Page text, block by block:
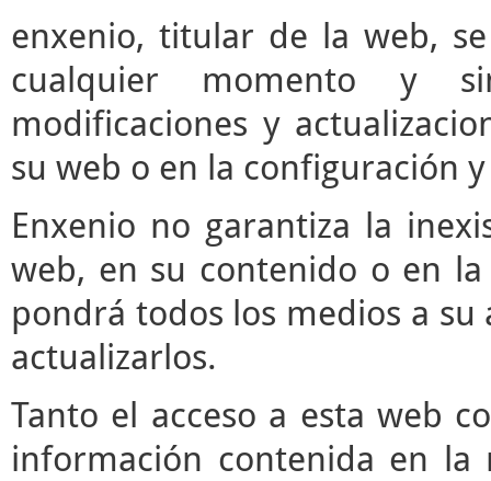
enxenio, titular de la web,
cualquier momento y
modificaciones y
su web o en la configuración
Enxenio no garantiza la
web, en su contenido o en
pondrá todos los medios a
actualizarlos.
Tanto el acceso a esta web
información contenida en la